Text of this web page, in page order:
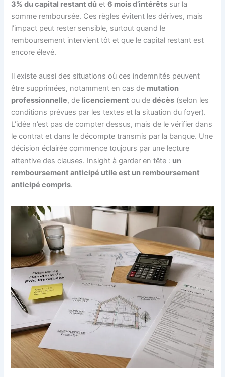
3% du capital restant dû et6 mois d’intérêts sur la
somme remboursée. Ces règles évitent les dérives, mais
l’impact peut rester sensible, surtout quand le
remboursement intervient tôt et que le capital restant est
encore élevé.
Il existe aussi des situations où ces indemnités peuvent
être supprimées, notamment en cas de mutation
professionnelle, de licenciement ou dedécès (selon les
conditions prévues par les textes et la situation du foyer).
L’idée n’est pas de compter dessus, mais de le vérifier dans
le contrat et dans le décompte transmis par la banque. Une
décision éclairée commence toujours par une lecture
attentive des clauses. Insight à garder en tête : un
remboursement anticipé utile est un remboursement
anticipé compris.